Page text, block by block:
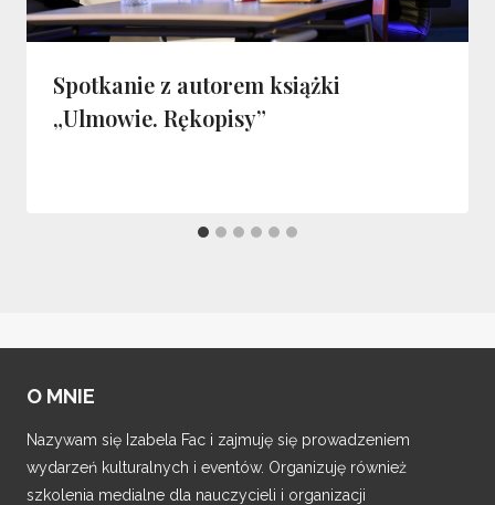
Spotkanie z autorem książki
„Ulmowie. Rękopisy”
O MNIE
Nazywam się Izabela Fac i zajmuję się prowadzeniem
wydarzeń kulturalnych i eventów. Organizuję również
szkolenia medialne dla nauczycieli i organizacji